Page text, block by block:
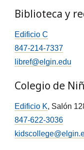
Biblioteca y
Edificio C
847-214-7337
libref@elgin.edu
Colegio de
Edificio K, Salón
847-622-3036